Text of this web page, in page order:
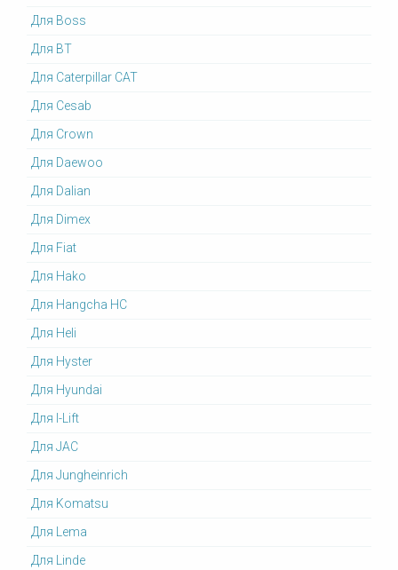
Для Boss
Для BT
Для Caterpillar CAT
Для Cesab
Для Crown
Для Daewoo
Для Dalian
Для Dimex
Для Fiat
Для Hako
Для Hangcha HC
Для Heli
Для Hyster
Для Hyundai
Для I-Lift
Для JAC
Для Jungheinrich
Для Komatsu
Для Lema
Для Linde